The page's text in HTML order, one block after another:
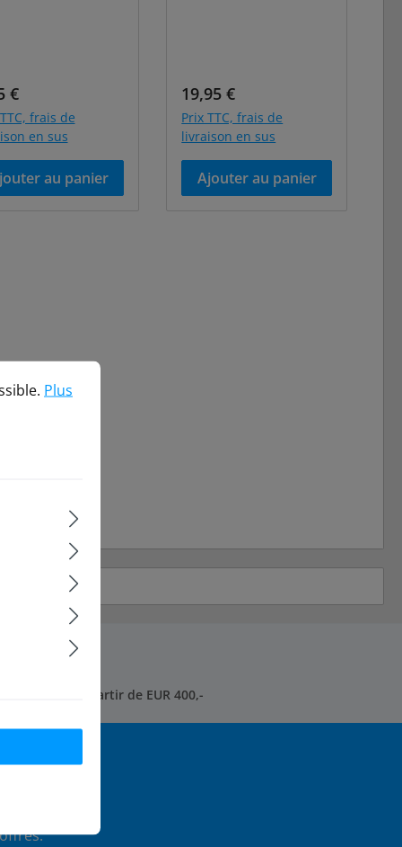
:
€
frais de
en sus
au panier
Prix régulier :
19,95 €
Prix TTC, frais de
livraison en sus
Ajouter au panier
d'envoi* à partir de EUR 400,-
toujours
Plus d'informations...
Plus